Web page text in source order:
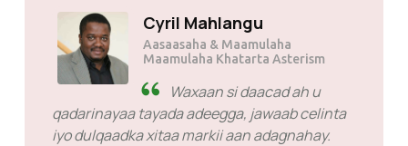
Cyril Mahlangu
Aasaasaha & Maamulaha
Maamulaha Khatarta Asterism
Waxaan si daacad ah u
qadarinayaa tayada adeegga, jawaab celinta
iyo dulqaadka xitaa markii aan adagnahay.